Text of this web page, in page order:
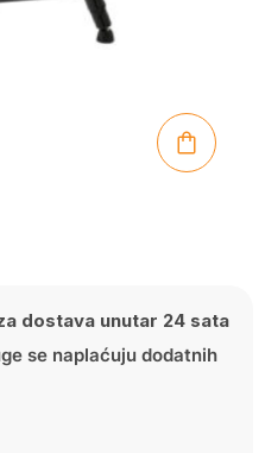
dostava unutar 24 sata
se naplaćuju dodatnih